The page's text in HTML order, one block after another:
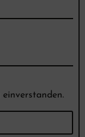
einverstanden.